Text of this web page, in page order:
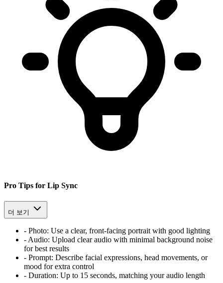
Pro Tips for Lip Sync
더 보기
- Photo: Use a clear, front-facing portrait with good lighting
- Audio: Upload clear audio with minimal background noise
for best results
- Prompt: Describe facial expressions, head movements, or
mood for extra control
- Duration: Up to 15 seconds, matching your audio length